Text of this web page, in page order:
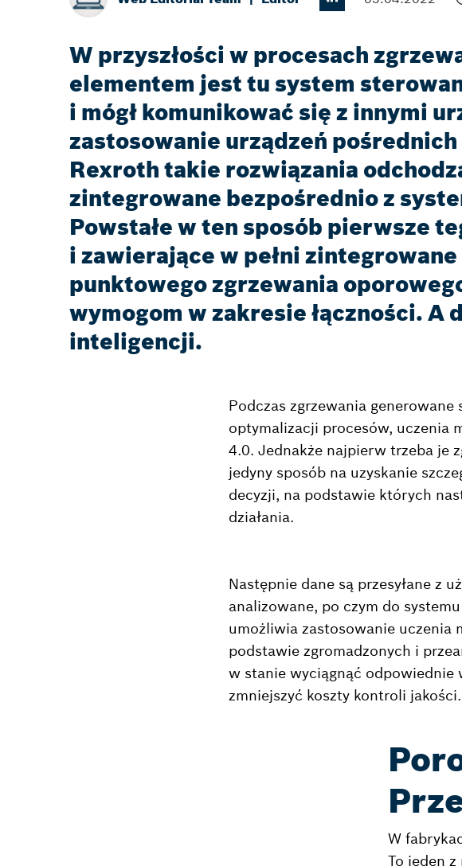
W przyszłości w procesach
elementem jest tu system
i mógł komunikować się z innymi
zastosowanie urządzeń
Rexroth takie rozwiązania
zintegrowane bezpośrednio z
Powstałe w ten sposób pierwsze
i zawierające w pełni
punktowego zgrzewania
wymogom w zakresie łączności.
inteligencji.
Podczas zgrzewania
optymalizacji procesów, uczenia
4.0. Jednakże najpierw trzeba je
jedyny sposób na uzyskanie
decyzji, na podstawie których
działania.
Następnie dane są przesyłane z
analizowane, po czym do
umożliwia zastosowanie uczenia
podstawie zgromadzonych i
w stanie wyciągnąć odpowiednie
zmniejszyć koszty kontroli jakości.
W
To jeden